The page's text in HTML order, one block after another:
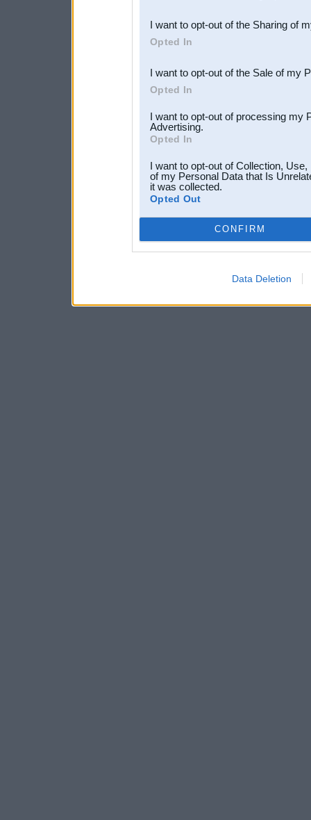
Downstream Participants
third parties.
I want to opt-out of the Sharing of
Opted In
I want to opt-out of the Sale of my
Opted In
I want to opt-out of processing my
Advertising.
Opted In
I want to opt-out of Collection,
of my Personal Data that Is
it was collected.
Opted Out
CONFIRM
Data Deletion